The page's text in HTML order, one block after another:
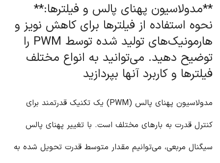
**مدولاسیون پهنای پالس و فیلترها:**
نحوه استفاده از فیلترها برای کاهش نویز و
هارمونیک‌های تولید شده توسط PWM را
توضیح دهید. می‌توانید به انواع مختلف
فیلترها و کاربرد آنها بپردازید
مدولاسیون پهنای پالس (PWM) یک تکنیک قدرتمند برای
کنترل قدرت به بارهای مختلف است. با تغییر پهنای پالس
سیگنال مربعی، می‌توانیم مقدار متوسط ​​قدرت تحویل شده به